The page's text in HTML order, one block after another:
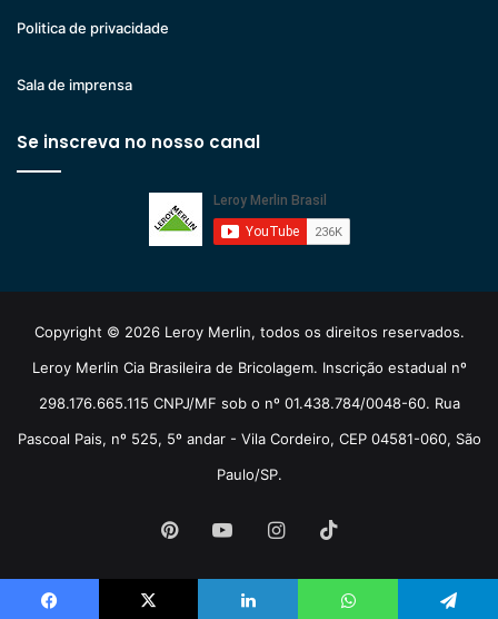
Politica de privacidade
Sala de imprensa
Se inscreva no nosso canal
Copyright © 2026 Leroy Merlin, todos os direitos reservados.
Leroy Merlin Cia Brasileira de Bricolagem. Inscrição estadual nº
298.176.665.115 CNPJ/MF sob o nº 01.438.784/0048-60. Rua
Pascoal Pais, nº 525, 5º andar - Vila Cordeiro, CEP 04581-060, São
Paulo/SP.
PinterestYouTubeInstagram